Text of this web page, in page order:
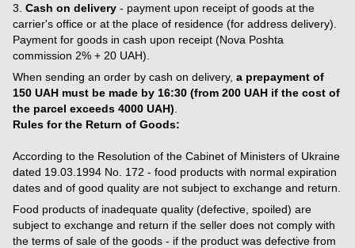
3. Cash on delivery - payment upon receipt of goods at the
carrier's office or at the place of residence (for address delivery).
Payment for goods in cash upon receipt (Nova Poshta
commission 2% + 20 UAH).
When sending an order by cash on delivery, a prepayment of
150 UAH must be made by 16:30 (from 200 UAH if the cost of
the parcel exceeds 4000 UAH)
Rules for the Return of Goods:
According to the Resolution of the Cabinet of Ministers of Ukraine
dated 19.03.1994 No. 172 - food products with normal expiration
dates and of good quality are not subject to exchange and return.
Food products of inadequate quality (defective, spoiled) are
subject to exchange and return if the seller does not comply with
the terms of sale of the goods - if the product was defective from